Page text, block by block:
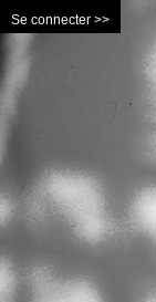
Se connecter >>